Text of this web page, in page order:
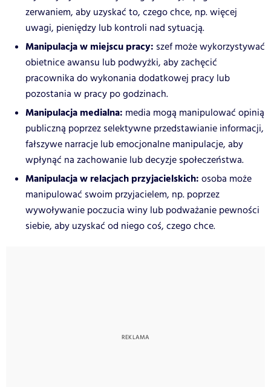
zerwaniem, aby uzyskać to, czego chce, np. więcej
uwagi, pieniędzy lub kontroli nad sytuacją.
Manipulacja w miejscu pracy: szef może wykorzystywać
obietnice awansu lub podwyżki, aby zachęcić
pracownika do wykonania dodatkowej pracy lub
pozostania w pracy po godzinach.
Manipulacja medialna: media mogą manipulować opinią
publiczną poprzez selektywne przedstawianie informacji,
fałszywe narracje lub emocjonalne manipulacje, aby
wpłynąć na zachowanie lub decyzje społeczeństwa.
Manipulacja w relacjach przyjacielskich: osoba może
manipulować swoim przyjacielem, np. poprzez
wywoływanie poczucia winy lub podważanie pewności
siebie, aby uzyskać od niego coś, czego chce.